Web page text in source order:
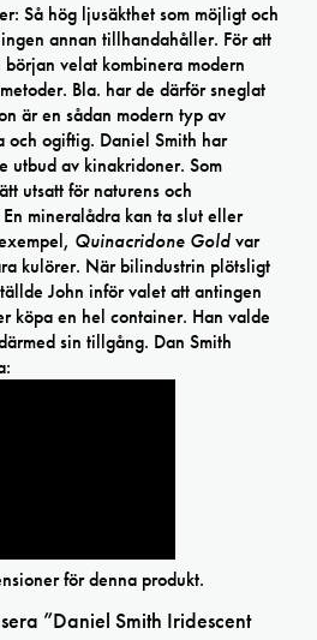
Så hög ljusäkthet som möjligt och
annan tillhandahåller. För att
velat kombinera modern
Bla. har de därför sneglat
är en sådan modern typ av
och ogiftig. Daniel Smith har
utbud av kinakridoner. Som
utsatt för naturens och
mineralådra kan ta slut eller
Quinacridone Goldvar
kulörer. När bilindustrin plötsligt
John inför valet att antingen
köpa en hel container. Han valde
sin tillgång. Dan Smith
för denna produkt.
”Daniel Smith Iridescent